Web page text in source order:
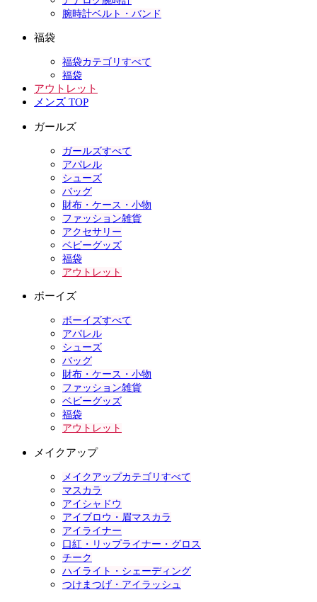
腕時計ベルト・バンド
福袋
福袋カテゴリすべて
福袋
アウトレット
メンズ TOP
ガールズ
ガールズすべて
アパレル
シューズ
バッグ
財布・ケース・小物
ファッション雑貨
アクセサリー
ベビーグッズ
福袋
アウトレット
ボーイズ
ボーイズすべて
アパレル
シューズ
バッグ
財布・ケース・小物
ファッション雑貨
ベビーグッズ
福袋
アウトレット
メイクアップ
メイクアップカテゴリすべて
マスカラ
アイシャドウ
アイブロウ・眉マスカラ
アイライナー
口紅・リップライナー・グロス
チーク
ハイライト・シェーディング
つけまつげ・アイラッシュ